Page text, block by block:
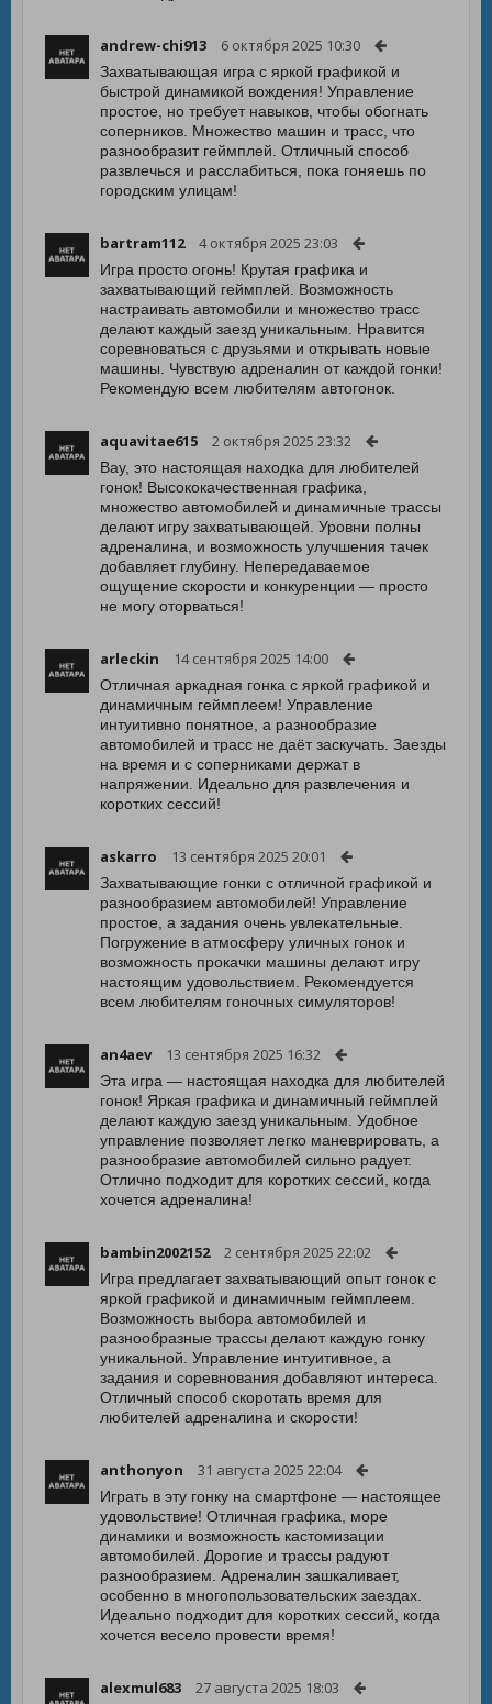
andrew-chi913 6 октября 2025 10:30
Захватывающая игра с яркой графикой и
быстрой динамикой вождения! Управление
простое, но требует навыков, чтобы обогнать
соперников. Множество машин и трасс, что
разнообразит геймплей. Отличный способ
развлечься и расслабиться, пока гоняешь по
городским улицам!
bartram112 4 октября 2025 23:03
Игра просто огонь! Крутая графика и
захватывающий геймплей. Возможность
настраивать автомобили и множество трасс
делают каждый заезд уникальным. Нравится
соревноваться с друзьями и открывать новые
машины. Чувствую адреналин от каждой гонки!
Рекомендую всем любителям автогонок.
aquavitae615 2 октября 2025 23:32
Вау, это настоящая находка для любителей
гонок! Высококачественная графика,
множество автомобилей и динамичные трассы
делают игру захватывающей. Уровни полны
адреналина, и возможность улучшения тачек
добавляет глубину. Непередаваемое
ощущение скорости и конкуренции — просто
не могу оторваться!
arleckin 14 сентября 2025 14:00
Отличная аркадная гонка с яркой графикой и
динамичным геймплеем! Управление
интуитивно понятное, а разнообразие
автомобилей и трасс не даёт заскучать. Заезды
на время и с соперниками держат в
напряжении. Идеально для развлечения и
коротких сессий!
askarro 13 сентября 2025 20:01
Захватывающие гонки с отличной графикой и
разнообразием автомобилей! Управление
простое, а задания очень увлекательные.
Погружение в атмосферу уличных гонок и
возможность прокачки машины делают игру
настоящим удовольствием. Рекомендуется
всем любителям гоночных симуляторов!
an4aev 13 сентября 2025 16:32
Эта игра — настоящая находка для любителей
гонок! Яркая графика и динамичный геймплей
делают каждую заезд уникальным. Удобное
управление позволяет легко маневрировать, а
разнообразие автомобилей сильно радует.
Отлично подходит для коротких сессий, когда
хочется адреналина!
bambin2002152 2 сентября 2025 22:02
Игра предлагает захватывающий опыт гонок с
яркой графикой и динамичным геймплеем.
Возможность выбора автомобилей и
разнообразные трассы делают каждую гонку
уникальной. Управление интуитивное, а
задания и соревнования добавляют интереса.
Отличный способ скоротать время для
любителей адреналина и скорости!
anthonyon 31 августа 2025 22:04
Играть в эту гонку на смартфоне — настоящее
удовольствие! Отличная графика, море
динамики и возможность кастомизации
автомобилей. Дорогие и трассы радуют
разнообразием. Адреналин зашкаливает,
особенно в многопользовательских заездах.
Идеально подходит для коротких сессий, когда
хочется весело провести время!
alexmul683 27 августа 2025 18:03